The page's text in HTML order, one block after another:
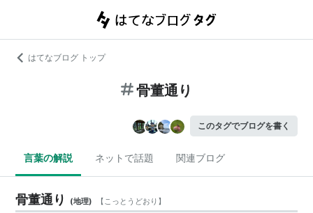
はてなブログ トップ
骨董通り
このタグでブログを書く
言葉の解説 ネットで話題 関連ブログ
骨董通り (地理) 【こっとうどおり 】